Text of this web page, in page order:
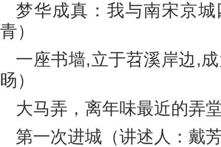
梦华成真：我与南宋京
青）
一座书墙,立于苕溪岸边,
旸）
大马弄，离年味最近的弄
第一次进城（讲述人：戴